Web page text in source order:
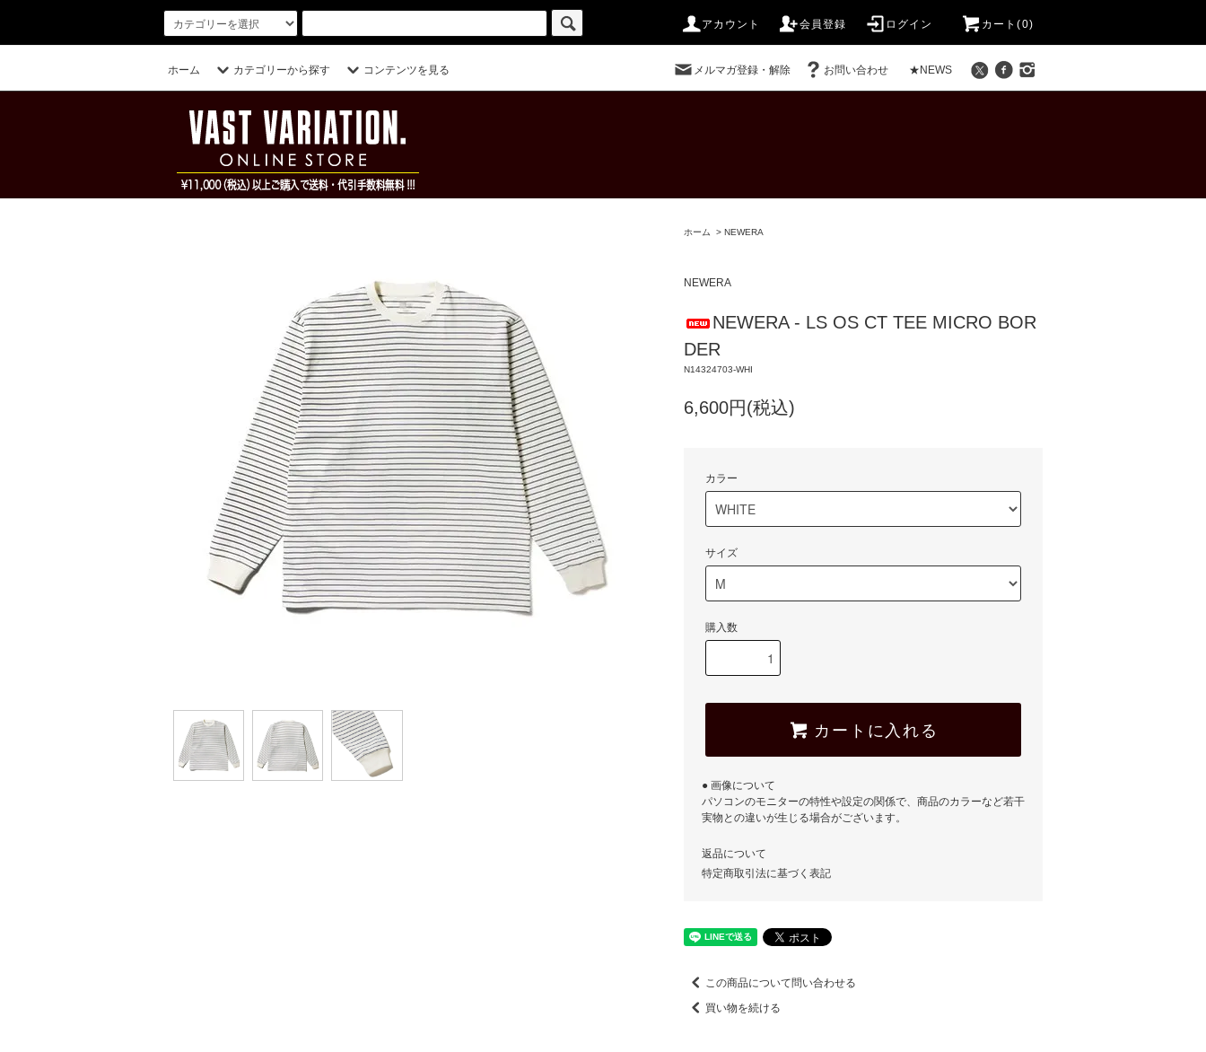
アカウント 会員登録 ログイン カート(0)
ホーム カテゴリーから探す コンテンツを見る メルマガ登録・解除 お問い合わせ ★NEWS
ホーム > NEWERA
NEWERA
NEWERA - LS OS CT TEE MICRO BOR
DER
N14324703-WHI
6,600円(税込)
カラー
サイズ
購入数
カートに入れる
● 画像について
パソコンのモニターの特性や設定の関係で、商品のカラーなど若干
実物との違いが生じる場合がございます。
返品について
特定商取引法に基づく表記
この商品について問い合わせる
買い物を続ける